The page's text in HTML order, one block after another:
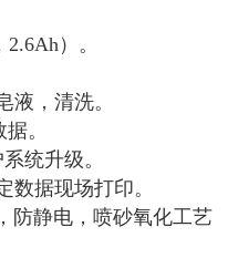
2.6Ah ）。
液，清洗。
。
统升级。
数据现场打印。
防静电，喷砂氧化工艺